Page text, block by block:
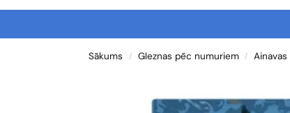
Sākums / Gleznas pēc numuriem / Ainavas